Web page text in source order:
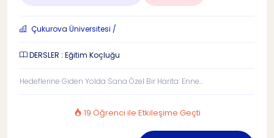
Çukurova Üniversitesi /
DERSLER : Eğitim Koçluğu
Hedeflerine Giden Yolda Sana Özel Bir Harita: Enne...
19 Öğrenci ile Etkileşime Geçti